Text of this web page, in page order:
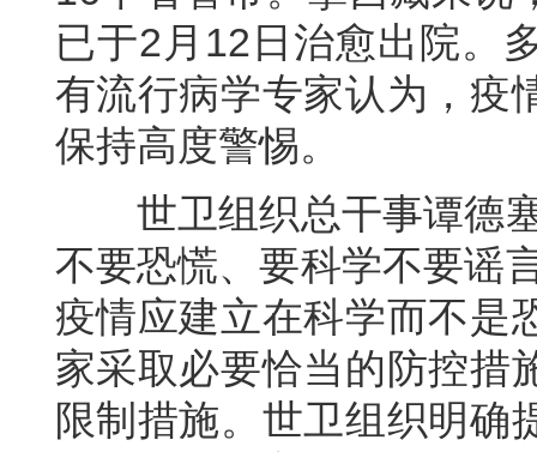
已于2月12日治愈出院。
有流行病学专家认为，疫
保持高度警惕。
世卫组织总干事谭德塞
不要恐慌、要科学不要谣
疫情应建立在科学而不是
家采取必要恰当的防控措
限制措施。世卫组织明确